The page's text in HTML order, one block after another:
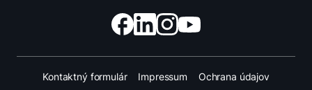
Kontaktný formulár Impressum Ochrana údajov